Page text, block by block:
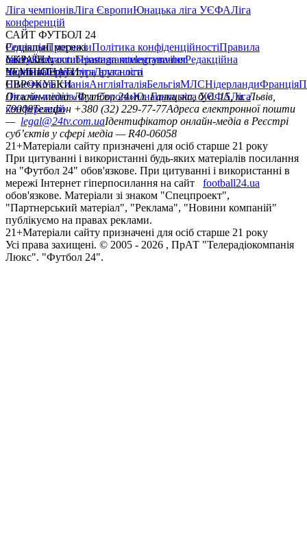
Ліга чемпіонівЛіга ЄвропиЮнацька ліга УЄФАЛіга
конференцій
САЙТ ФУТБОЛ 24
РедакціяПрогнозиПолітика конфіденційностіПравила
сайтуКонтактиПравила коментуванняРедакційна
політикаСтруктура власності
Соціальні мережі
facebookxyoutubeinstagramtelegramviber
УКРАЇНА
УкраїнаПерша лігаДруга ліга
ЧЕМПІОНАТИ
НімеччинаІспаніяАнгліяІталіяБельгіяМЛСНідерландиФранція
ЄВРОКУБКИ
Ліга чемпіонівЛіга ЄвропиЮнацька ліга УЄФАЛіга
конференцій
Онлайн-медіа «Футбол 24»пл. Галицька, буд. 15, м. Львів,
79008Телефон +380 (32) 229-77-77Адреса електронної пошти
— legal@24tv.com.uaІдентифікатор онлайн-медіа в Реєстрі
суб’єктів у сфері медіа — R40-06058
21+Матеріали сайту призначені для осіб старше 21 року
При цитуванні і використанні будь-яких матеріалів посилання
на "Футбол 24" обов'язкове. При цитуванні і використанні в
мережі Інтернет гіперпосилання на сайт
football24.ua
обов'язкове. Матеріали зі знаком "Спецпроект",
"Партнерський матеріал", "Реклама", "Новини компаній"
публікуємо на правах реклами.
21+Матеріали сайту призначені для осіб старше 21 року
Усi права захищенi. © 2005 - 2026 , ПрАТ "Телерадіокомпанія
Люкс". "Футбол 24".